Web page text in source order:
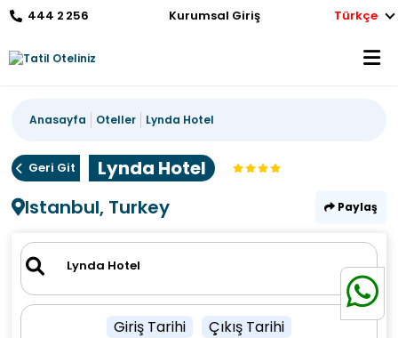
444 2 256 Kurumsal Giriş Türkçe
Anasayfa Oteller Lynda Hotel
Geri Git
Lynda Hotel
Istanbul, Turkey
Paylaş
Giriş Tarihi Çıkış Tarihi